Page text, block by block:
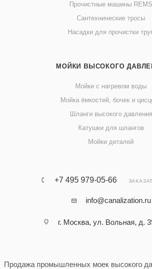
Прочистные машины REMS
Сантехнические тросы
Насадки для прочистки
МОЙКИ ВЫСОКОГО
Мойки с нагревом воды
Мойка ёмкостей, бочек и
Шланги высокого давления
Катушки для шлангов
Мойки деталей
+7 495 979-05-66
info@canalization.ru
г. Москва, ул. Вольная, д.
Продажа промышленных моек высокого